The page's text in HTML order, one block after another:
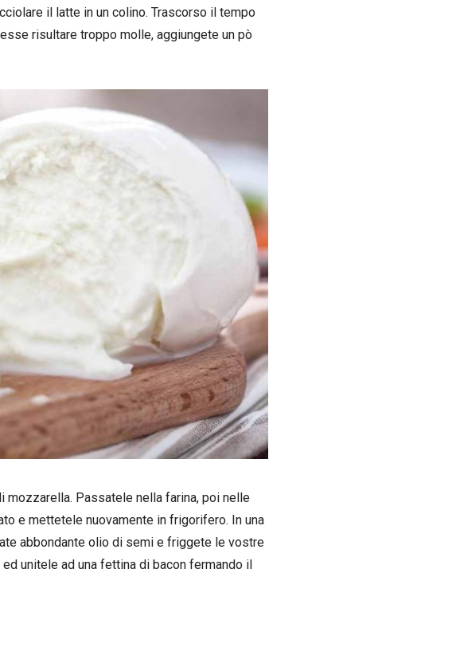
il latte in un colino. Trascorso il tempo
risultare troppo molle, aggiungete un pò
mozzarella. Passatele nella farina, poi nelle
e mettetele nuovamente in frigorifero. In una
abbondante olio di semi e friggete le vostre
unitele ad una fettina di bacon fermando il